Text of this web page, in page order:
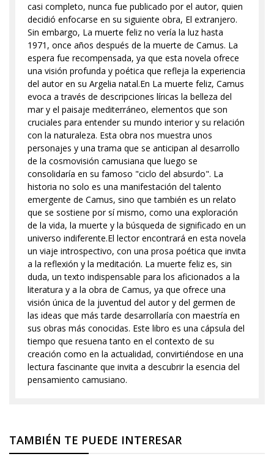
casi completo, nunca fue publicado por el autor, quien
decidió enfocarse en su siguiente obra, El extranjero.
Sin embargo, La muerte feliz no vería la luz hasta
1971, once años después de la muerte de Camus. La
espera fue recompensada, ya que esta novela ofrece
una visión profunda y poética que refleja la experiencia
del autor en su Argelia natal.En La muerte feliz, Camus
evoca a través de descripciones líricas la belleza del
mar y el paisaje mediterráneo, elementos que son
cruciales para entender su mundo interior y su relación
con la naturaleza. Esta obra nos muestra unos
personajes y una trama que se anticipan al desarrollo
de la cosmovisión camusiana que luego se
consolidaría en su famoso "ciclo del absurdo". La
historia no solo es una manifestación del talento
emergente de Camus, sino que también es un relato
que se sostiene por sí mismo, como una exploración
de la vida, la muerte y la búsqueda de significado en un
universo indiferente.El lector encontrará en esta novela
un viaje introspectivo, con una prosa poética que invita
a la reflexión y la meditación. La muerte feliz es, sin
duda, un texto indispensable para los aficionados a la
literatura y a la obra de Camus, ya que ofrece una
visión única de la juventud del autor y del germen de
las ideas que más tarde desarrollaría con maestría en
sus obras más conocidas. Este libro es una cápsula del
tiempo que resuena tanto en el contexto de su
creación como en la actualidad, convirtiéndose en una
lectura fascinante que invita a descubrir la esencia del
pensamiento camusiano.
TAMBIÉN TE PUEDE INTERESAR